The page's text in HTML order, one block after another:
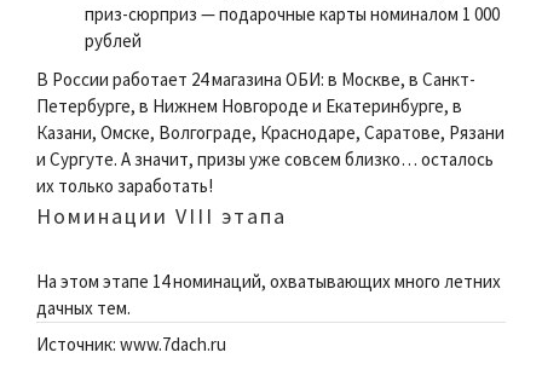
приз-сюрприз — подарочные карты номиналом 1 000
рублей
В России работает 24 магазина ОБИ: в Москве, в Санкт-
Петербурге, в Нижнем Новгороде и Екатеринбурге, в
Казани, Омске, Волгограде, Краснодаре, Саратове, Рязани
и Сургуте. А значит, призы уже совсем близко… осталось
их только заработать!
Номинации VIII этапа
На этом этапе 14 номинаций, охватывающих много летних
дачных тем.
Источник: www.7dach.ru